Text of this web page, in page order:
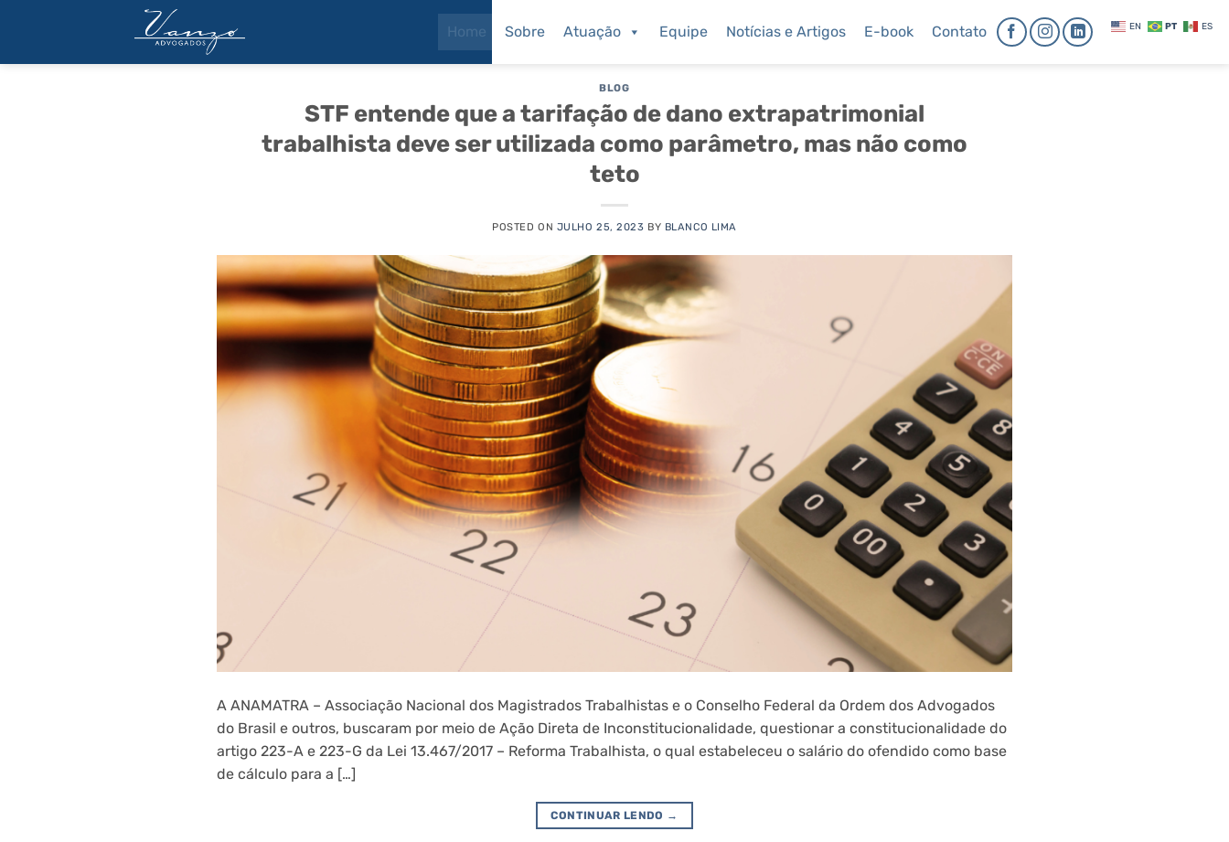
Home Sobre Atuação Equipe Notícias e Artigos E-book Contato
ARQUIVOS DE AUTOR: BLANCO LIMA
BLOG
STF entende que a tarifação de dano extrapatrimonial
trabalhista deve ser utilizada como parâmetro, mas não como
teto
POSTED ON JULHO 25, 2023 BY BLANCO LIMA
A ANAMATRA – Associação Nacional dos Magistrados Trabalhistas e o Conselho Federal da Ordem dos Advogados
do Brasil e outros, buscaram por meio de Ação Direta de Inconstitucionalidade, questionar a constitucionalidade do
artigo 223-A e 223-G da Lei 13.467/2017 – Reforma Trabalhista, o qual estabeleceu o salário do ofendido como base
de cálculo para a […]
CONTINUAR LENDO →
EN PT ES